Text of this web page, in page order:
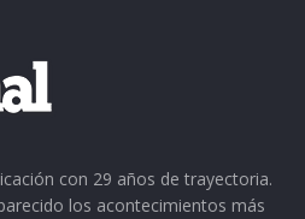
con 29 años de trayectoria.
los acontecimientos más